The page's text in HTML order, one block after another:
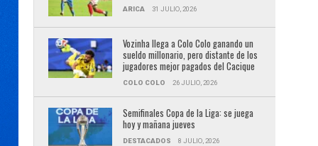
ARICA 31 JULIO, 2026
Vozinha llega a Colo Colo ganando un
sueldo millonario, pero distante de los
jugadores mejor pagados del Cacique
COLO COLO 26 JULIO, 2026
Semifinales Copa de la Liga: se juega
hoy y mañana jueves
DESTACADOS 8 JULIO, 2026